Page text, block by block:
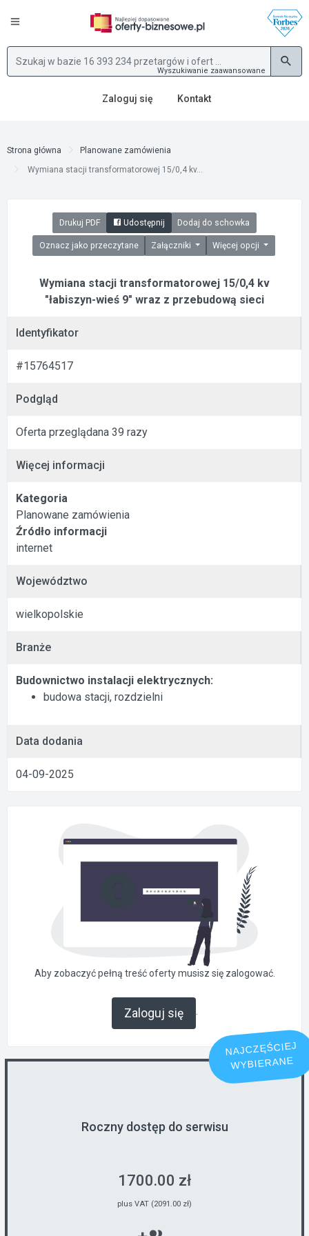
Wyszukiwanie zaawansowane
Zaloguj się Kontakt
Strona główna
Planowane zamówienia
Wymiana stacji transformatorowej 15/0,4 kv...
Drukuj PDF Udostępnij Dodaj do schowka
Oznacz jako przeczytane Załączniki Więcej opcji
Wymiana stacji transformatorowej 15/0,4 kv
"łabiszyn-wieś 9" wraz z przebudową sieci
Identyfikator
#15764517
Podgląd
Oferta przeglądana 39 razy
Więcej informacji
Kategoria
Planowane zamówienia
Źródło informacji
internet
Województwo
wielkopolskie
Branże
Budownictwo instalacji elektrycznych:
budowa stacji, rozdzielni
Data dodania
04-09-2025
Aby zobaczyć pełną treść oferty musisz się zalogować.
Zaloguj się .
NAJCZĘŚCIEJ
WYBIERANE
Roczny dostęp do serwisu
1700.00 zł
plus VAT (2091.00 zł)